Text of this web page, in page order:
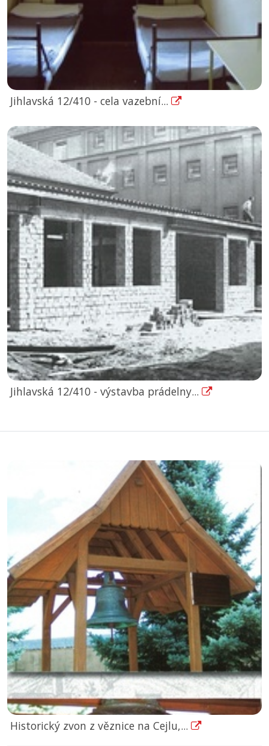
Jihlavská 12/410 - cela vazební...
Jihlavská 12/410 - výstavba prádelny...
Historický zvon z věznice na Cejlu,...